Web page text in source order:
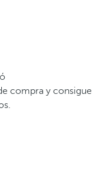
compra y consigue